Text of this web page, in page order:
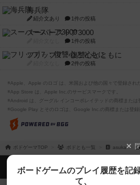
海兵隊
紹介文あり 1件の投稿
スーパーストア3000
1件の投稿
フリップ７：復讐心とともに
2件の投稿
※Apple、Apple のロゴ は、米国および他の国々で登録され
※App Store は、Apple Inc.のサービスマークです。
※Android は、グーグル インコーポレイテッドの商標または
※Google Play とそのロゴは、Google Inc.の商標または登録
ボドゲーマTOP ボドとも一覧 asuka
ボードゲームのプレイ履歴を記
て、
ボドゲーマTOP